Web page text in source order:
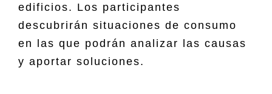
edificios. Los participantes
descubrirán situaciones de consumo
en las que podrán analizar las causas
y aportar soluciones.